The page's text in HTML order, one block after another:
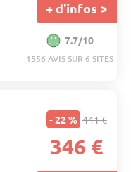
+ d'infos >
7.7/10
1556 AVIS SUR 6 SITES
- 22 % 441 €
346 €